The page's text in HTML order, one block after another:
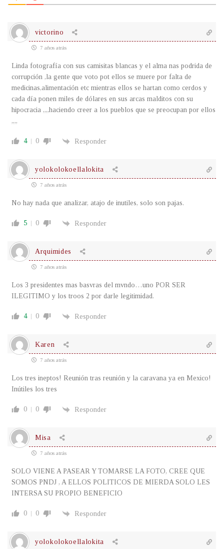
victorino
7 años atrás
Linda fotografía con sus camisitas blancas y el alma nas podrida de
corrupción ,la gente que voto pot ellos se muere por falta de
medicinas,alimentación etc mientras ellos se hartan como cerdos y
cada día ponen miles de dólares en sus arcas malditos con su
hipocracia ,,,,haciendo creer a los pueblos que se preocupan por ellos
,,,,
4 0 Responder
yolokolokoellalokita
7 años atrás
No hay nada que analizar, atajo de inutiles, solo son pajas.
5 0 Responder
Arquimides
7 años atrás
Los 3 presidentes mas basvras del mvndo…uno POR SER
ILEGITIMO y los troos 2 por darle legitimidad.
4 0 Responder
Karen
7 años atrás
Los tres ineptos! Reunión tras reunión y la caravana ya en Mexico!
Inútiles los tres
0 0 Responder
Misa
7 años atrás
SOLO VIENE A PASEAR Y TOMARSE LA FOTO, CREE QUE
SOMOS PNDJ , A ELLOS POLITICOS DE MIERDA SOLO LES
INTERSA SU PROPIO BENEFICIO
0 0 Responder
yolokolokoellalokita